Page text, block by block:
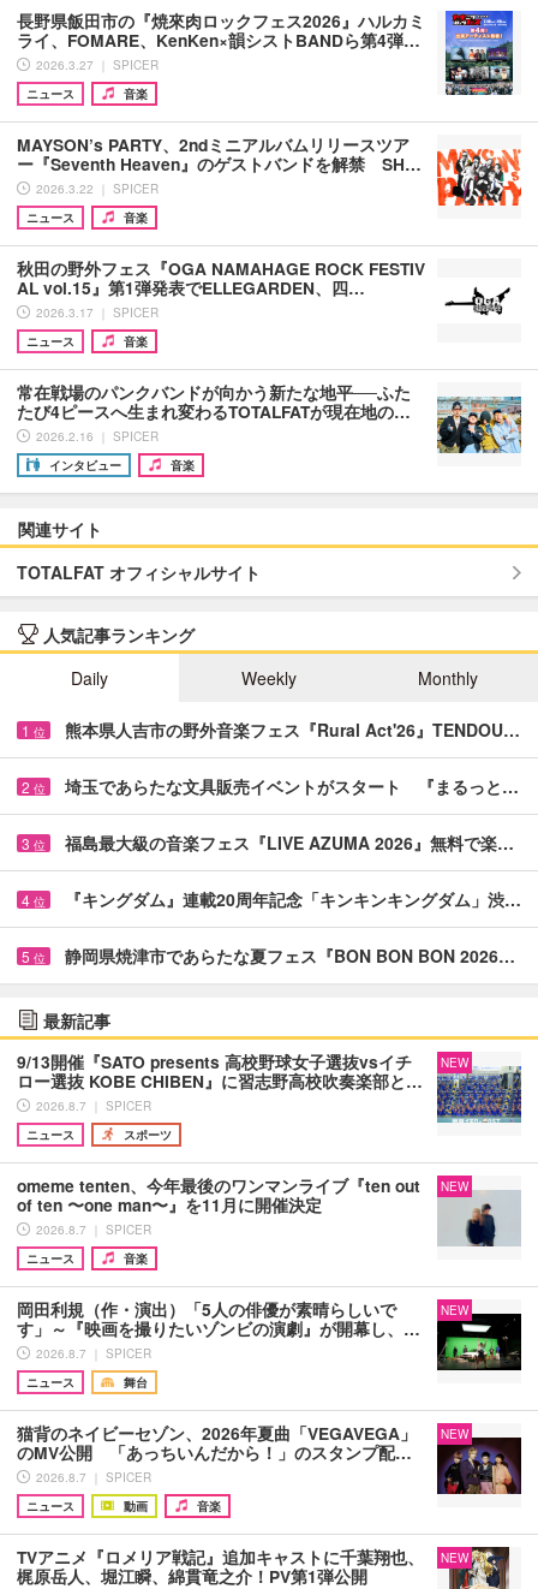
長野県飯田市の『焼來肉ロックフェス2026』ハルカミ
ライ、FOMARE、KenKen×韻シストBANDら第4弾…
2026.3.27 ｜ SPICER
ニュース
音楽
MAYSON’s PARTY、2ndミニアルバムリリースツア
ー『Seventh Heaven』のゲストバンドを解禁 SH…
2026.3.22 ｜ SPICER
ニュース
音楽
秋田の野外フェス『OGA NAMAHAGE ROCK FESTIV
AL vol.15』第1弾発表でELLEGARDEN、四…
2026.3.17 ｜ SPICER
ニュース
音楽
常在戦場のパンクバンドが向かう新たな地平──ふた
たび4ピースへ生まれ変わるTOTALFATが現在地の…
2026.2.16 ｜ SPICER
インタビュー
音楽
関連サイト
TOTALFAT オフィシャルサイト
人気記事ランキング
Daily
Weekly Monthly
1 位 熊本県人吉市の野外音楽フェス『Rural Act'26』TENDOU…
2 位 埼玉であらたな文具販売イベントがスタート 『まるっと…
3 位 福島最大級の音楽フェス『LIVE AZUMA 2026』無料で楽…
4 位 『キングダム』連載20周年記念「キンキンキングダム」渋…
5 位 静岡県焼津市であらたな夏フェス『BON BON BON 2026…
最新記事
9/13開催『SATO presents 高校野球女子選抜vsイチ
ロー選抜 KOBE CHIBEN』に習志野高校吹奏楽部と…
2026.8.7 ｜ SPICER
ニュース
スポーツ
NEW
omeme tenten、今年最後のワンマンライブ『ten out
of ten 〜one man〜』を11月に開催決定
2026.8.7 ｜ SPICER
ニュース
音楽
NEW
岡田利規（作・演出）「5人の俳優が素晴らしいで
す」～『映画を撮りたいゾンビの演劇』が開幕し、…
2026.8.7 ｜ SPICER
ニュース
舞台
NEW
猫背のネイビーセゾン、2026年夏曲「VEGAVEGA」
のMV公開 「あっちいんだから！」のスタンプ配…
2026.8.7 ｜ SPICER
ニュース
動画 音楽
NEW
TVアニメ『ロメリア戦記』追加キャストに千葉翔也、
梶原岳人、堀江瞬、綿貫竜之介！PV第1弾公開
NEW